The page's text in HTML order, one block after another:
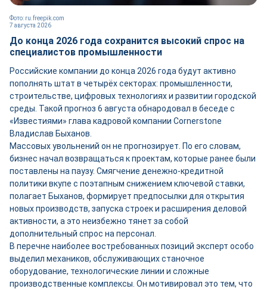
7 августа 2026
Фото: ru.freepik.com
До конца 2026 года сохранится высокий спрос на
специалистов промышленности
Российские компании до конца 2026 года будут активно
пополнять штат в четырёх секторах: промышленности,
строительстве, цифровых технологиях и развитии городской
среды. Такой прогноз 6 августа обнародовал в беседе с
«Известиями» глава кадровой компании Cornerstone
Владислав Быханов.
Массовых увольнений он не прогнозирует. По его словам,
бизнес начал возвращаться к проектам, которые ранее были
поставлены на паузу. Смягчение денежно-кредитной
политики вкупе с поэтапным снижением ключевой ставки,
полагает Быханов, формирует предпосылки для открытия
новых производств, запуска строек и расширения деловой
активности, а это неизбежно тянет за собой
дополнительный спрос на персонал.
В перечне наиболее востребованных позиций эксперт особо
выделил механиков, обслуживающих станочное
оборудование, технологические линии и сложные
производственные комплексы. Он мотивировал это тем, что